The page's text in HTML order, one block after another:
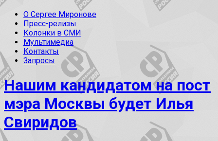
О Сергее Миронове
Пресс-релизы
Колонки в СМИ
Мультимедиа
Контакты
Запросы
Нашим кандидатом на пост
мэра Москвы будет Илья
Свиридов